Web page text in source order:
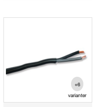
+6
varianter